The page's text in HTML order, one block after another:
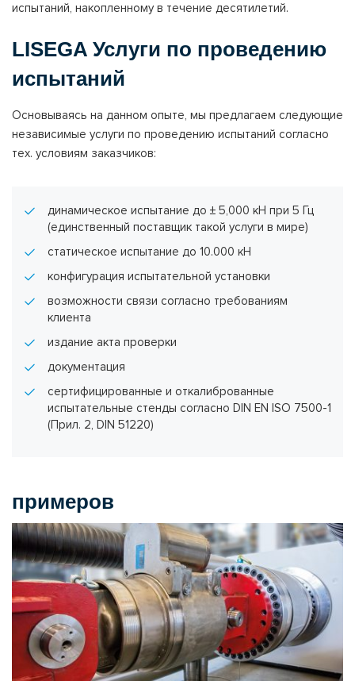
испытаний, накопленному в течение десятилетий.
LISEGA Услуги по проведению
испытаний
Основываясь на данном опыте, мы предлагаем следующие
независимые услуги по проведению испытаний согласно
тех. условиям заказчиков:
динамическое испытание до ± 5,000 кН при 5 Гц
(единственный поставщик такой услуги в мире)
статическое испытание до 10.000 кН
конфигурация испытательной установки
возможности связи согласно требованиям
клиента
издание акта проверки
документация
сертифицированные и откалиброванные
испытательные стенды согласно DIN EN ISO 7500-1
(Прил. 2, DIN 51220)
примеров